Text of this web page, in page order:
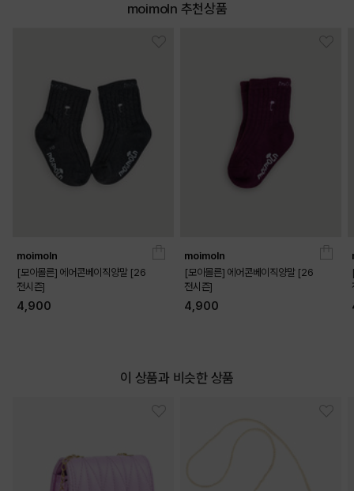
DETAILS
moimoln 추천상품
moimoln
[모이몰른] 에어콘베이직양말 [26
전시즌]
4,900
moimoln
[모이몰른] 에어콘베이직양말 [26
전시즌]
4,900
이 상품과 비슷한 상품